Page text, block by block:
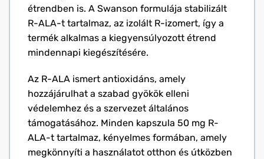
étrendben is. A Swanson formulája stabilizált
R-ALA-t tartalmaz, az izolált R-izomert, így a
termék alkalmas a kiegyensúlyozott étrend
mindennapi kiegészítésére.
Az R-ALA ismert antioxidáns, amely
hozzájárulhat a szabad gyökök elleni
védelemhez és a szervezet általános
támogatásához. Minden kapszula 50 mg R-
ALA-t tartalmaz, kényelmes formában, amely
megkönnyíti a használatot otthon és útközben